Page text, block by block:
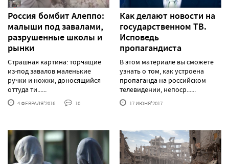
Россия бомбит Алеппо:
малыши под завалами,
разрушенные школы и
рынки
Страшная картина: торчащие
из-под завалов маленькие
ручки и ножки, доносящийся
оттуда ти......
4 ФЕВРАЛЯ'2016 10
Как делают новости на
государственном ТВ.
Исповедь
пропагандиста
В этом материале вы сможете
узнать о том, как устроена
пропаганда на российском
телевидении, непоср......
17 ИЮНЯ'2017